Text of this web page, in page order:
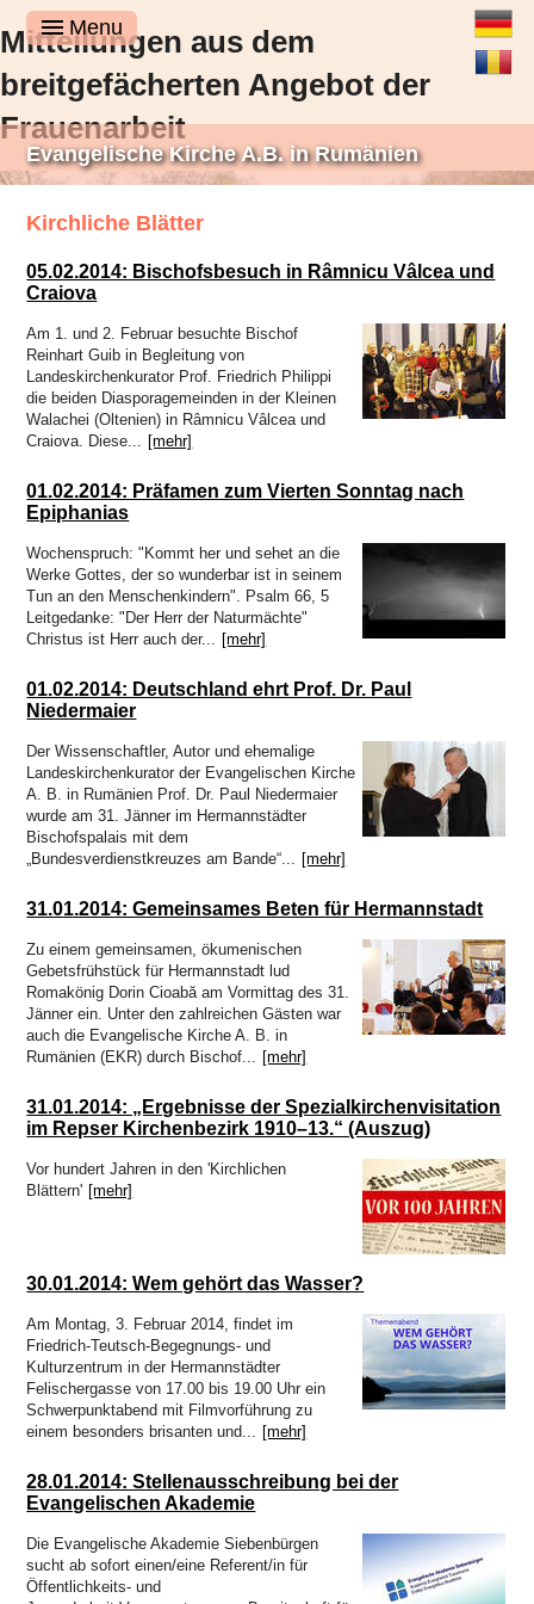
Mitteilungen aus dem
breitgefächerten Angebot der
Frauenarbeit
Was Frauen gemacht haben, während es in der kirchlichen Presse still
gewesen ist, denn still ist es sicherlich nicht gewesen. Die Frauen
Halbjahres lässt sich auf jeden Fall sehen, wie dies die zahlreichen
Aktivitäten dokumentieren.
Die Frauenarbeit begann mit einem aufgabenreichen Auftakt das neue Jahr:
Am zweiten Arbeitswochenende im Januar kamen Frauen aus allen Bezirken
folgten der Einladung des Organisatorinnenteams, um Nigeria und seine
Einwohner kennenzulernen, den Bibeltext aus Matthäus 11,28-30 zu
vertiefen, die Lieder einzuüben und den Gottesdienst nach der Ordnung der
nigerianischen Frauen zu feiern, um gerüstet und informiert in ihre
Gemeinden zurückzukehren.
Höhepunkt dieser Landesweiten Werkstatt für WGT-Multiplikatorinnen war ein
Zoom-Gespräch mit Priester Emeka Emeakaroha, der sich zu dem Zeitpunkt
in Ihitte befand und sein soziales Projekt in Wort und Bild vorstellte. Die
Teilnehmerinnen waren zutiefst beeindruckt. Für dieses Krankenhaus, bei
erhalten, und die Schule, wo über 900 Kindern Zugang zu Bildung geboten
eingehoben worden.
Im Februar boten Frauen einen Entspannungsnachmittag an: der Einladung
der Mitarbeiterinnen der Frauenarbeit folgten Mitte Februar viel mehr Frauen
als erwartet. Juliane Topârcean (Hermannstadt) stellte zwei Methoden vor:
PME (progressive Muskelentspannung nach Jacobsen) und Qigong. Die
Frauen sprengte den geplanten Rahmen.
So musste kurzfristig vom Terrassensaal der EAS in den Großen Saal der
EAS umdisponiert und die Anmeldeliste frühzeitig geschlossen werden. Die
gute Stimmung und der wirksame Effekt der vorgestellten Methoden weckte
in den Teilnehmerinnen den Wunsch nach mindestens einem
Frauen setzten sich aktiv für den Weltgebetstag ein: Der Monat Februar war
von vielen Vorbereitungen geprägt. Studientage und Informationsnachmittage
Jungschartreffen eingeübt, der Bibeltext an Gemeindenachmittagen und in
Bibelkreisen vertieft.
Frauen luden im März ein: Kommt, feiert mit uns den Weltgebetstag.
„Kommt! Bringt eure Last.“ - dieser Einladung des Weltgebetstags, der von
Christinnen aus Nigeria ausgetragen wurde, folgten zahlreiche
Gemeindeglieder und ökumenische Gäste aus 50 verschiedenen
davon am Stichtag, dem 6. März 2026, einer Online (Petroschen). Auch die
Angestellten des LK feierten in diesem Jahr im Festsaal des Bischofshauses
mit. 63 Kinder nahmen an den fünf angebotenen Kindergottesdiensten teil,
zudem wurde in der Kunstschule in Hermannstadt auch mit Schülern gefeiert.
Das soziale Projekt beeindruckte alle, die gesamte Spendensumme stellt
eine Rekordkollekte dar. Der Weltgebetstag ist ein Höhepunkt im
Evangelische Kirche A.B. in Rumänien
Kirchliche Blätter
05.02.2014: Bischofsbesuch in Râmnicu Vâlcea und
Craiova
Am 1. und 2. Februar besuchte Bischof
Reinhart Guib in Begleitung von
Landeskirchenkurator Prof. Friedrich Philippi
die beiden Diasporagemeinden in der Kleinen
Walachei (Oltenien) in Râmnicu Vâlcea und
Craiova. Diese... [mehr]
01.02.2014: Präfamen zum Vierten Sonntag nach
Epiphanias
Wochenspruch: "Kommt her und sehet an die
Werke Gottes, der so wunderbar ist in seinem
Tun an den Menschenkindern". Psalm 66, 5
Leitgedanke: "Der Herr der Naturmächte"
Christus ist Herr auch der... [mehr]
01.02.2014: Deutschland ehrt Prof. Dr. Paul
Niedermaier
Der Wissenschaftler, Autor und ehemalige
Landeskirchenkurator der Evangelischen Kirche
A. B. in Rumänien Prof. Dr. Paul Niedermaier
wurde am 31. Jänner im Hermannstädter
Bischofspalais mit dem
„Bundesverdienstkreuzes am Bande“... [mehr]
31.01.2014: Gemeinsames Beten für Hermannstadt
Zu einem gemeinsamen, ökumenischen
Gebetsfrühstück für Hermannstadt lud
Romakönig Dorin Cioabă am Vormittag des 31.
Jänner ein. Unter den zahlreichen Gästen war
auch die Evangelische Kirche A. B. in
Rumänien (EKR) durch Bischof... [mehr]
31.01.2014: „Ergebnisse der Spezialkirchenvisitation
im Repser Kirchenbezirk 1910–13.“ (Auszug)
Vor hundert Jahren in den 'Kirchlichen
Blättern' [mehr]
30.01.2014: Wem gehört das Wasser?
Am Montag, 3. Februar 2014, findet im
Friedrich-Teutsch-Begegnungs- und
Kulturzentrum in der Hermannstädter
Felischergasse von 17.00 bis 19.00 Uhr ein
Schwerpunktabend mit Filmvorführung zu
einem besonders brisanten und... [mehr]
28.01.2014: Stellenausschreibung bei der
Evangelischen Akademie
Die Evangelische Akademie Siebenbürgen
sucht ab sofort einen/eine Referent/in für
Öffentlichkeits- und
Deutsch
Română
Menu